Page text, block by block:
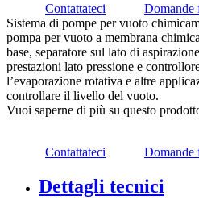
Contattateci
Domande
Sistema di pompe per vuoto
pompa per vuoto a membrana
base, separatore sul lato di
prestazioni lato pressione e
l’evaporazione rotativa e altre
controllare il livello del vuoto.
Vuoi saperne di più su questo
Contattateci Domande
Dettagli tecnici